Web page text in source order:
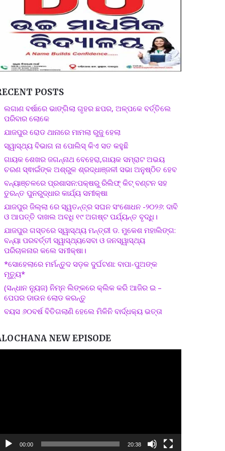
POSTS
ଲଗାଣ ବର୍ଷାରେ ଭାଙ୍ଗିଲା ଗୃହର ଛପର, ଅଳ୍ପକେ ବର୍ତ୍ତିଲେ
ପରିବାର ଲୋକେ
ଯାଜପୁର ରୋଡ ଥାନାରେ ମାମଲା ରୁଜୁ ହେଲା
ସ୍ୱାସ୍ଥ୍ୟ ବିଭାଗ ନା ପୋଲିସ୍ କିଏ ସତ କହୁଛି
ଗାୟକ ଶେଖର ଜଗନ୍ନାଥ ବେହେରା,ଗାୟକ ସମ୍ରାଟ ଅଭୟ
ଚରଣ ସ୍ଵାଇଁଙ୍କ ଅଶ୍ରୁଳ ଶ୍ରଦ୍ଧାଞ୍ଜଳୀ ସଭା ଅନୁଷ୍ଠିତ ହେବ
ବନ୍ୟାଞ୍ଚଳରେ ପ୍ରଶାସନ:ପକ୍ଷରୁ ରିଲିଫ୍ କିଟ୍ ବଣ୍ଟନ ସହ
ତୁରନ୍ତ ପୁନରୁଦ୍ଧାର କାର୍ଯ୍ୟ ସମୀକ୍ଷା
ଯାଜପୁର ଜିଲ୍ଲା ରେ ସ୍ୱତନ୍ତ୍ର ସଘନ ସଂଶୋଧନ -୨୦୨୬: ଦାବି
ଓ ଆପତ୍ତି ଦାଖଲ ଅବଧି ୧୯ ଅଗଷ୍ଟ ପର୍ଯ୍ୟନ୍ତ ବୃଦ୍ଧି।
ଯାଜପୁର ଗସ୍ତରେ ସ୍ୱାସ୍ଥ୍ୟ ମନ୍ତ୍ରୀ ଡ. ମୁକେଶ ମହାଲିଙ୍ଗ:
ବନ୍ୟା ପରବର୍ତ୍ତୀ ସ୍ୱାସ୍ଥ୍ୟସେବା ଓ ଜନସ୍ୱାସ୍ଥ୍ୟ
ପରିଚାଳନାର କଲେ ସମୀକ୍ଷା।
*ସୋହେଲାରେ ମର୍ମନ୍ତୁଦ ସଡ଼କ ଦୁର୍ଘଟଣା: ବାପା-ପୁଅଙ୍କ
ମୃତ୍ୟୁ*
(ସନ୍ଧାନ ନ୍ୟୁଜ) ନିମ୍ନ ଲିଙ୍କରେ କ୍ଲିକ କରି ଆଜିର ଇ –
ପେପର ଡାଉନ ଲୋଡ କରନ୍ତୁ
ବୟସ ୬୦ବର୍ଷ ବିତିଗଲାଣି ହେଲେ ମିଳିନି ବାର୍ଦ୍ଧକ୍ୟ ଭତ୍ତା
NEW EPISODE
00:00 20:38